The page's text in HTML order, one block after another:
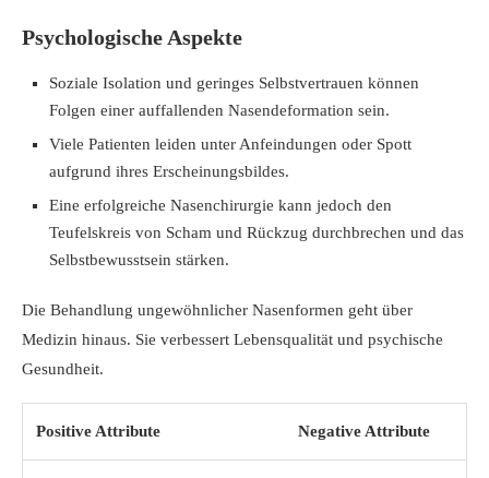
Psychologische Aspekte
Soziale Isolation und geringes Selbstvertrauen können
Folgen einer auffallenden Nasendeformation sein.
Viele Patienten leiden unter Anfeindungen oder Spott
aufgrund ihres Erscheinungsbildes.
Eine erfolgreiche Nasenchirurgie kann jedoch den
Teufelskreis von Scham und Rückzug durchbrechen und das
Selbstbewusstsein stärken.
Die Behandlung ungewöhnlicher Nasenformen geht über
Medizin hinaus. Sie verbessert Lebensqualität und psychische
Gesundheit.
Positive Attribute Negative Attribute